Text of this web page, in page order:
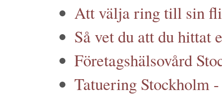
Att välja ring till sin
Så vet du att du hittat
Företagshälsovård
Tatuering Stockholm